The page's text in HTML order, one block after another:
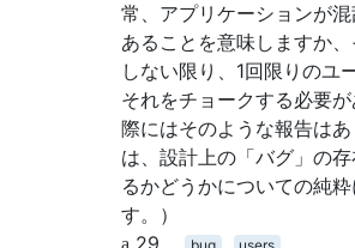
常、アプリケーションが
あることを意味しますか
しない限り、1回限りのユ
それをチョークする必要
際にはそのような報告は
は、設計上の「バグ」の
るかどうかについての純
す。）
29